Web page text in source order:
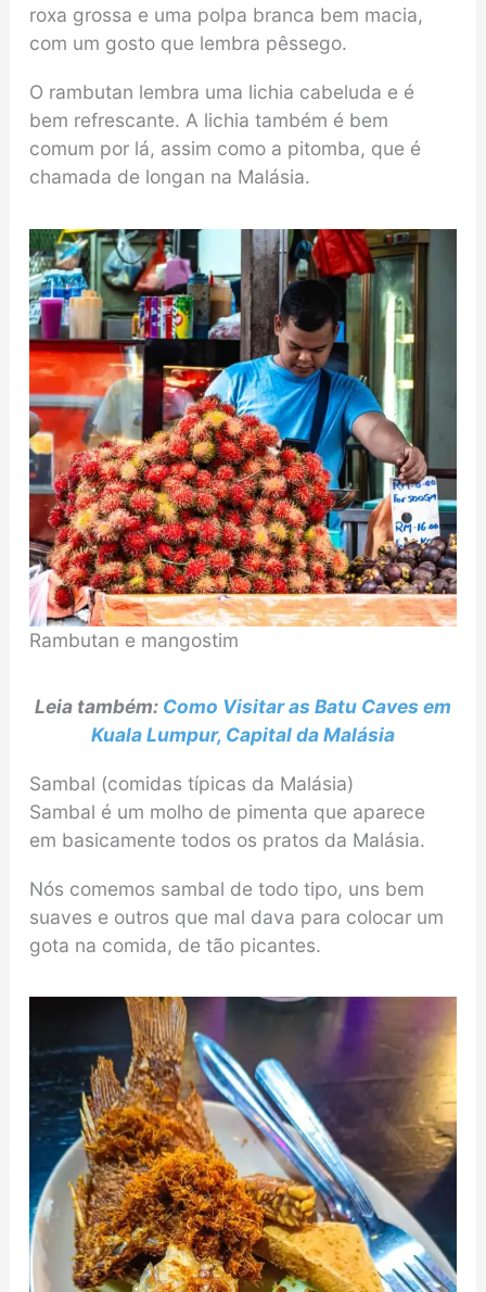
roxa grossa e uma polpa branca bem macia,
com um gosto que lembra pêssego.
O rambutan lembra uma lichia cabeluda e é
bem refrescante. A lichia também é bem
comum por lá, assim como a pitomba, que é
chamada de longan na Malásia.
Rambutan e mangostim
Leia também: Como Visitar as Batu Caves em
Kuala Lumpur, Capital da Malásia
Sambal (comidas típicas da Malásia)
Sambal é um molho de pimenta que aparece
em basicamente todos os pratos da Malásia.
Nós comemos sambal de todo tipo, uns bem
suaves e outros que mal dava para colocar um
gota na comida, de tão picantes.